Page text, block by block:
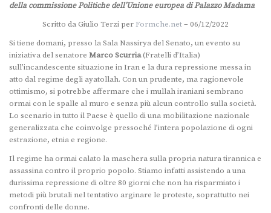
della commissione Politiche dell’Unione europea di Palazzo Madama
Scritto da Giulio Terzi per Formche.net– 06/12/2022
Si tiene domani, presso la Sala Nassirya del Senato, un evento su
iniziativa del senatore Marco Scurria(Fratelli d’Italia)
sull’incandescente situazione in Iran e la dura repressione messa in
atto dal regime degli ayatollah. Con un prudente, ma ragionevole
ottimismo, si potrebbe affermare che i mullah iraniani sembrano
ormai con le spalle al muro e senza più alcun controllo sulla società.
Lo scenario in tutto il Paese è quello di una mobilitazione nazionale
generalizzata che coinvolge pressoché l’intera popolazione di ogni
estrazione, etnia e regione.
Il regime ha ormai calato la maschera sulla propria natura tirannica e
assassina contro il proprio popolo. Stiamo infatti assistendo a una
durissima repressione di oltre 80 giorni che non ha risparmiato i
metodi più brutali nel tentativo arginare le proteste, soprattutto nei
confronti delle donne.